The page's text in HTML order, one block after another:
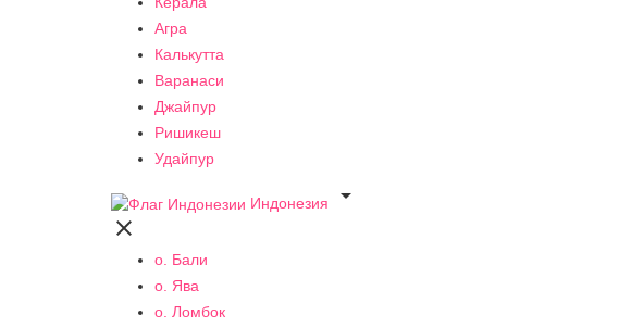
Агра
Калькутта
Варанаси
Джайпур
Ришикеш
Удайпур
Индонезия


о. Бали
о. Ява
о. Ломбок